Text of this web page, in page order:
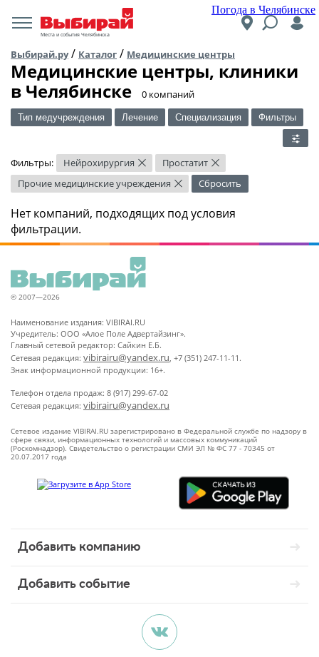
Погода в Челябинске
Места и события Челябинска
Выбирай.ру/ Каталог / Медицинские центры
Медицинские центры, клиники
в Челябинске
​0 компаний
Тип медучреждения Лечение Специализация Фильтры
Фильтры: Нейрохирургия × Простатит ×
Прочие медицинские учреждения × Сбросить
Нет компаний, подходящих под условия
фильтрации.
© 2007—2026
Наименование издания: VIBIRAI.RU
Учредитель: ООО «Алое Поле Адвертайзинг».
Главный сетевой редактор: Сайкин Е.Б.
Сетевая редакция: vibirairu@yandex.ru, +7 (351) 247-11-11.
Знак информационной продукции: 16+.
Телефон отдела продаж: 8 (917) 299-67-02
Сетевая редакция: vibirairu@yandex.ru
Сетевое издание VIBIRAI.RU зарегистрировано в Федеральной службе по надзору в
сфере связи, информационных технологий и массовых коммуникаций
(Роскомнадзор). Свидетельство о регистрации СМИ ЭЛ № ФС 77 - 70345 от
20.07.2017 года
Добавить компанию
Добавить событие